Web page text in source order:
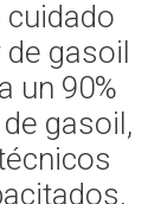
cuidado
de gasoil
un 90%
gasoil,